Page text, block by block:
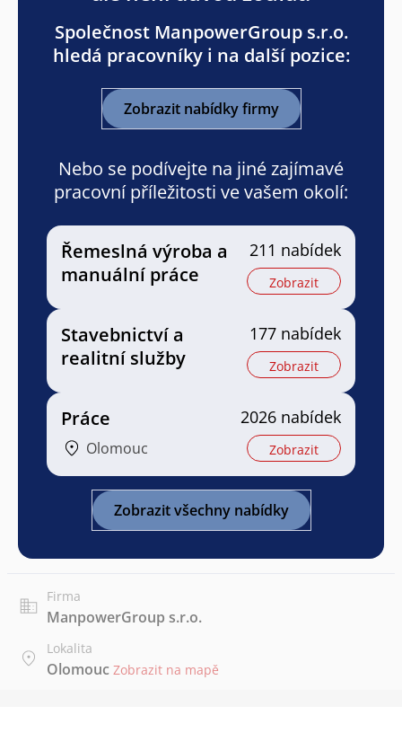
Společnost ManpowerGroup s.r.o.
hledá pracovníky i na další pozice:
Zobrazit nabídky firmy
Nebo se podívejte na jiné zajímavé
pracovní příležitosti ve vašem okolí:
Řemeslná výroba a
manuální práce
211 nabídek
Zobrazit
Stavebnictví a
realitní služby
177 nabídek
Zobrazit
Práce
Olomouc
2026 nabídek
Zobrazit
Zobrazit všechny nabídky
Firma
ManpowerGroup s.r.o.
Lokalita
Olomouc Zobrazit na mapě